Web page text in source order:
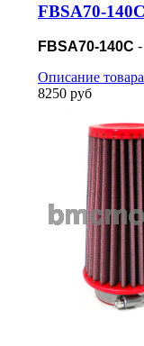
FBSA70-
FBSA70-140C
Описание товара
8250 руб